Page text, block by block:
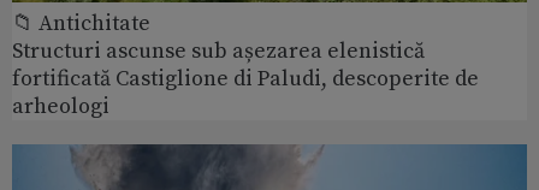
📁 Antichitate
Structuri ascunse sub așezarea elenistică
fortificată Castiglione di Paludi, descoperite de
arheologi